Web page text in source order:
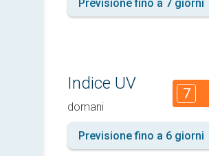
Previsione fino a 7 giorni
Indice UV
domani
7
Previsione fino a 6 giorni